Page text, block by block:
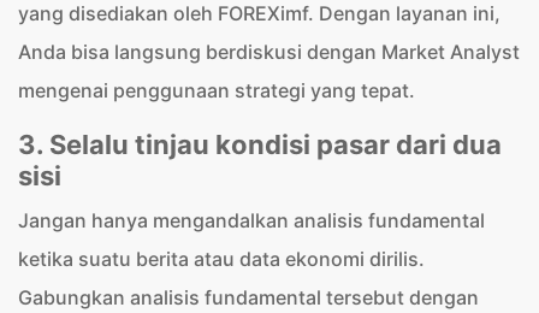
yang disediakan oleh FOREXimf. Dengan layanan ini,
Anda bisa langsung berdiskusi dengan Market Analyst
mengenai penggunaan strategi yang tepat.
3. Selalu tinjau kondisi pasar dari dua
sisi
Jangan hanya mengandalkan analisis fundamental
ketika suatu berita atau data ekonomi dirilis.
Gabungkan analisis fundamental tersebut dengan